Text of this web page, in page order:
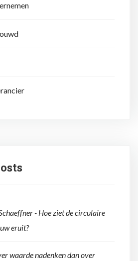
- Hoe ziet de circulaire
eruit?
waarde nadenken dan over